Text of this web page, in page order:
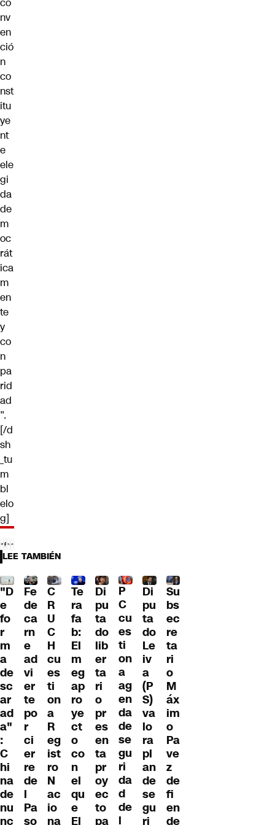
nv
en
ció
n
co
nst
itu
ye
nt
e
ele
gi
da
de
m
oc
rát
ica
m
en
te
y
co
n
pa
rid
ad
”.
[/d
sh
_tu
m
bl
elo
g]
LEE TAMBIÉN
"D
e
fo
r
m
a
de
sc
ar
ad
a"
:
C
hi
na
de
nu
nc
Fe
de
ca
rn
e
ad
vi
er
te
po
r
ci
er
re
de
l
Pa
so
C
R
U
C
H
cu
es
ti
on
a
R
eg
ist
ro
N
ac
io
na
Te
ra
fa
b:
El
m
eg
ap
ro
ye
ct
o
co
n
el
qu
e
El
Di
pu
ta
do
lib
er
ta
ri
o
pr
es
en
ta
pr
oy
ec
to
pa
P
C
cu
es
ti
on
a
ag
en
da
de
se
gu
ri
da
d
de
l
Di
pu
ta
do
Le
iv
a
(P
S)
va
lo
ra
pl
an
de
se
gu
ri
Su
bs
ec
re
ta
ri
o
M
áx
im
o
Pa
ve
z
de
fi
en
de